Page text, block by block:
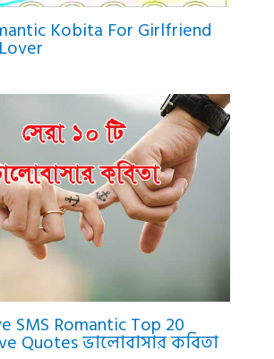
Kobita For Girlfriend
SMS Romantic Top 20
Quotes ভালোবাসার কবিতা